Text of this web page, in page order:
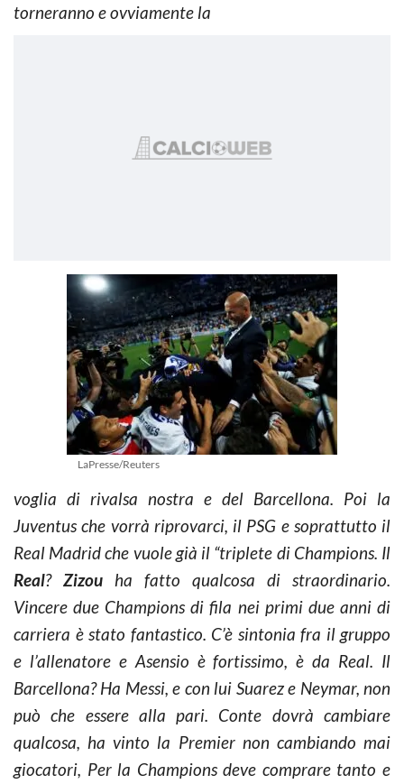
torneranno e ovviamente la
LaPresse/Reuters
voglia di rivalsa nostra e del Barcellona. Poi la
Juventus che vorrà riprovarci, il PSG e soprattutto il
Real Madrid che vuole già il “triplete di Champions. Il
Real? Zizou ha fatto qualcosa di straordinario.
Vincere due Champions di fila nei primi due anni di
carriera è stato fantastico. C’è sintonia fra il gruppo
e l’allenatore e Asensio è fortissimo, è da Real. Il
Barcellona? Ha Messi, e con lui Suarez e Neymar, non
può che essere alla pari. Conte dovrà cambiare
qualcosa, ha vinto la Premier non cambiando mai
giocatori, Per la Champions deve comprare tanto e